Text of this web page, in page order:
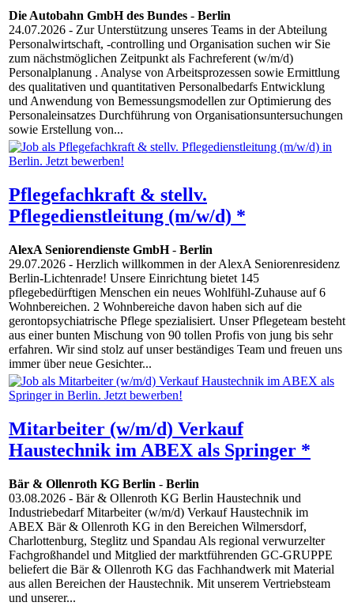
Die Autobahn GmbH des Bundes - Berlin
24.07.2026 - Zur Unterstützung unseres Teams in der Abteilung
Personalwirtschaft, -controlling und Organisation suchen wir Sie
zum nächstmöglichen Zeitpunkt als Fachreferent (w/m/d)
Personalplanung . Analyse von Arbeitsprozessen sowie Ermittlung
des qualitativen und quantitativen Personalbedarfs Entwicklung
und Anwendung von Bemessungsmodellen zur Optimierung des
Personaleinsatzes Durchführung von Organisationsuntersuchungen
sowie Erstellung von...
Pflegefachkraft & stellv.
Pflegedienstleitung (m/w/d) *
AlexA Seniorendienste GmbH- Berlin
29.07.2026 - Herzlich willkommen in der AlexA Seniorenresidenz
Berlin-Lichtenrade! Unsere Einrichtung bietet 145
pflegebedürftigen Menschen ein neues Wohlfühl-Zuhause auf 6
Wohnbereichen. 2 Wohnbereiche davon haben sich auf die
gerontopsychiatrische Pflege spezialisiert. Unser Pflegeteam besteht
aus einer bunten Mischung von 90 tollen Profis von jung bis sehr
erfahren. Wir sind stolz auf unser beständiges Team und freuen uns
immer über neue Gesichter...
Mitarbeiter (w/m/d) Verkauf
Haustechnik im ABEX als Springer *
Bär & Ollenroth KG Berlin - Berlin
03.08.2026 - Bär & Ollenroth KG Berlin Haustechnik und
Industriebedarf Mitarbeiter (w/m/d) Verkauf Haustechnik im
ABEX Bär & Ollenroth KG in den Bereichen Wilmersdorf,
Charlottenburg, Steglitz und Spandau Als regional verwurzelter
Fachgroßhandel und Mitglied der marktführenden GC-GRUPPE
beliefert die Bär & Ollenroth KG das Fachhandwerk mit Material
aus allen Bereichen der Haustechnik. Mit unserem Vertriebsteam
und unserer...